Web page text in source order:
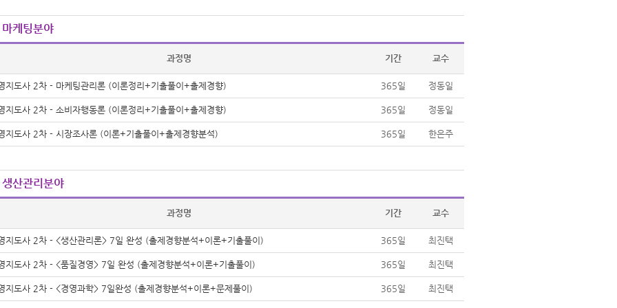
케팅분야
과정명 기간 교수
지도사 2차 - 마케팅관리론 (이론정리+기출풀이+출제경향) 365일 정동일
지도사 2차 - 소비자행동론 (이론정리+기출풀이+출제경향) 365일 정동일
지도사 2차 - 시장조사론 (이론+기출풀이+출제경향분석) 365일 한은주
산관리분야
과정명 기간 교수
지도사 2차 - <생산관리론> 7일 완성 (출제경향분석+이론+기출풀이) 365일 최진택
지도사 2차 - <품질경영> 7일 완성 (출제경향분석+이론+기출풀이) 365일 최진택
지도사 2차 - <경영과학> 7일완성 (출제경향분석+이론+문제풀이) 365일 최진택